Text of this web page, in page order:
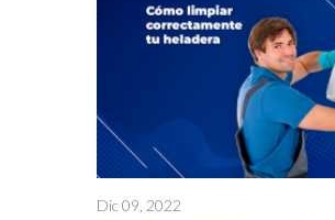
Dic 09, 2022